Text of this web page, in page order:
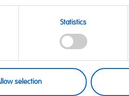
Statistics
selection
Süße Grüße
Etikett einfach auf
deinen Liebsten
Nur hier im